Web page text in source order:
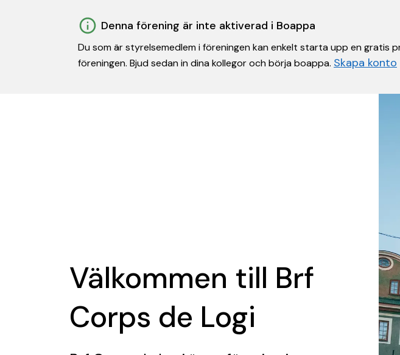
Denna förening är inte aktiverad i Boappa
Du som är styrelsemedlem i föreningen kan enkelt starta upp en
föreningen. Bjud sedan in dina kollegor och börja boappa. Skapa konto
Välkommen till Brf
Corps de Logi